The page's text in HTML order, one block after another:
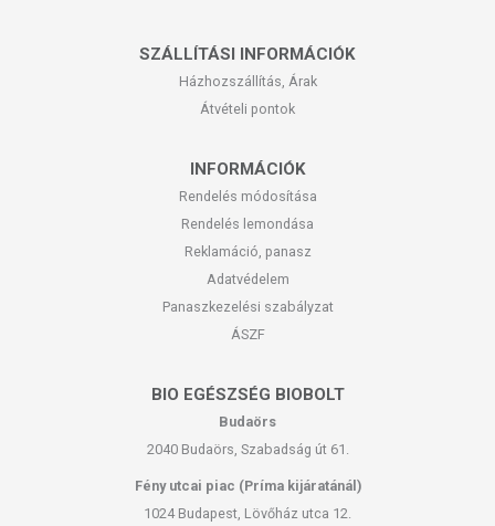
Vidd fel a gél kis mennyiségét a tenyeredre,
langyos vízzel. Használd reggel és este.
Az első használat előtt végezz allergiatesztet.
Aqua, Cocamidopropyl Betaine, Sodium Lauroyl Methyl Isethionate,
Polysorbate 20, Styrax Japonicus Branch/Fruit/Leaf Extract, Butylene
Glycol, Saccharomyces Ferment, Cryptomeria Japonica Leaf Extract,
Leaf Oil, Allantoin, Caprylyl Glycol, Ethylhexylglycerin, Betaine
Salicylate, Citric Acid, Ethyl Hexanediol, 1,2-Hexanediol, Trisodium
TOVÁBBI TUDNIVALÓK
SZÁLLÍTÁSI INFORMÁCIÓK
Házhozszállítás, Árak
Átvételi pontok
INFORMÁCIÓK
Rendelés módosítása
Rendelés lemondása
Reklamáció, panasz
Adatvédelem
Panaszkezelési szabályzat
ÁSZF
BIO EGÉSZSÉG BIOBOLT
Budaörs
2040 Budaörs, Szabadság út 61.
Fény utcai piac (Príma kijáratánál)
1024 Budapest, Lövőház utca 12.